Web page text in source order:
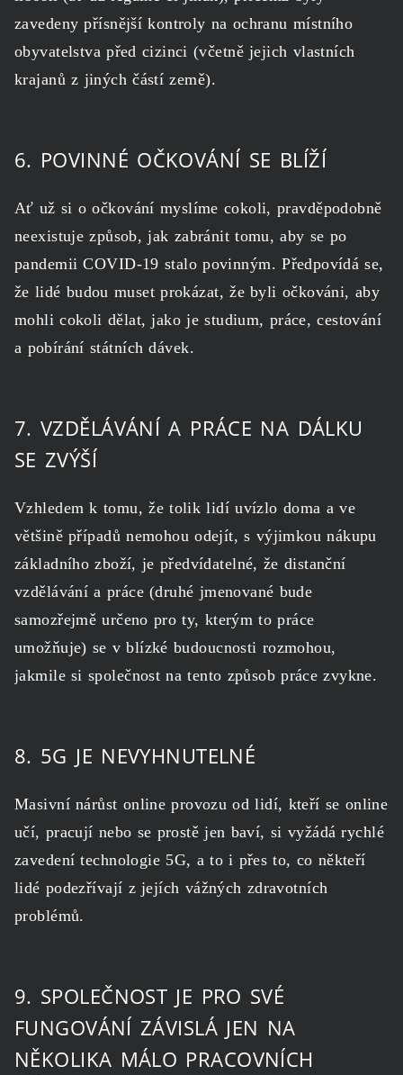
zavedeny přísnější kontroly na ochranu místního
obyvatelstva před cizinci (včetně jejich vlastních
krajanů z jiných částí země).
6. POVINNÉ OČKOVÁNÍ SE BLÍŽÍ
Ať už si o očkování myslíme cokoli, pravděpodobně
neexistuje způsob, jak zabránit tomu, aby se po
pandemii COVID-19 stalo povinným. Předpovídá se,
že lidé budou muset prokázat, že byli očkováni, aby
mohli cokoli dělat, jako je studium, práce, cestování
a pobírání státních dávek.
7. VZDĚLÁVÁNÍ A PRÁCE NA DÁLKU
SE ZVÝŠÍ
Vzhledem k tomu, že tolik lidí uvízlo doma a ve
většině případů nemohou odejít, s výjimkou nákupu
základního zboží, je předvídatelné, že distanční
vzdělávání a práce (druhé jmenované bude
samozřejmě určeno pro ty, kterým to práce
umožňuje) se v blízké budoucnosti rozmohou,
jakmile si společnost na tento způsob práce zvykne.
8. 5G JE NEVYHNUTELNÉ
Masivní nárůst online provozu od lidí, kteří se online
učí, pracují nebo se prostě jen baví, si vyžádá rychlé
zavedení technologie 5G, a to i přes to, co někteří
lidé podezřívají z jejích vážných zdravotních
problémů.
9. SPOLEČNOST JE PRO SVÉ
FUNGOVÁNÍ ZÁVISLÁ JEN NA
NĚKOLIKA MÁLO PRACOVNÍCH